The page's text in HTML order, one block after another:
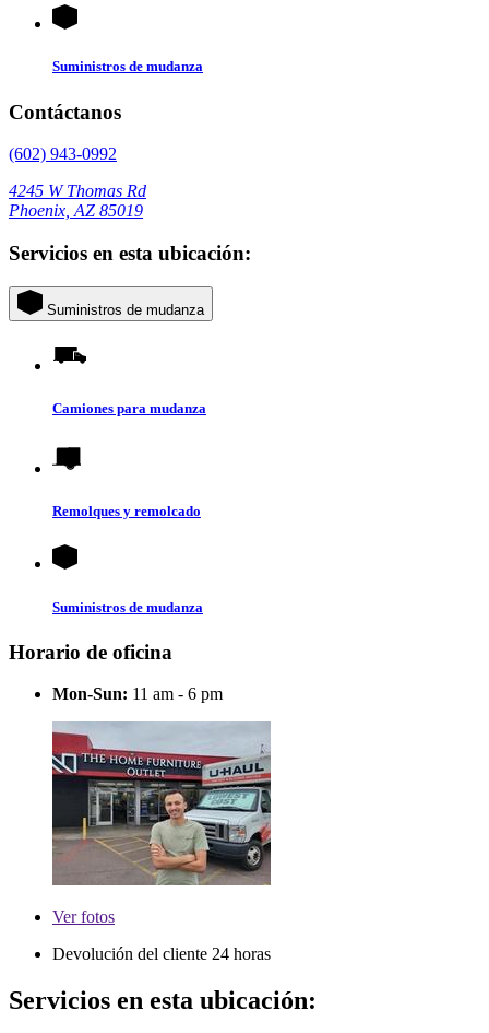
Suministros de mudanza
Contáctanos
(602) 943-0992
4245 W Thomas Rd
Phoenix, AZ 85019
Servicios en esta ubicación:
Suministros de mudanza
Camiones para mudanza
Remolques y remolcado
Suministros de mudanza
Horario de oficina
Mon-Sun: 11 am - 6 pm
Verfotos
Devolución del cliente 24 horas
Servicios en esta ubicación: